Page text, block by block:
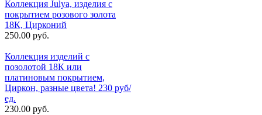
Коллекция Julya, изделия с
покрытием розового золота
18К, Цирконий
250.00 руб.
Коллекция изделий с
позолотой 18К или
платиновым покрытием,
Циркон, разные цвета! 230 руб/
ед.
230.00 руб.